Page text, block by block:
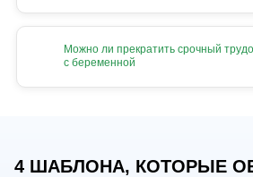
Можно ли прекратить срочный
с беременной
4 ШАБЛОНА, КОТОРЫЕ